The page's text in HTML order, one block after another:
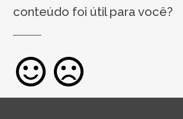
conteúdo foi útil para você?